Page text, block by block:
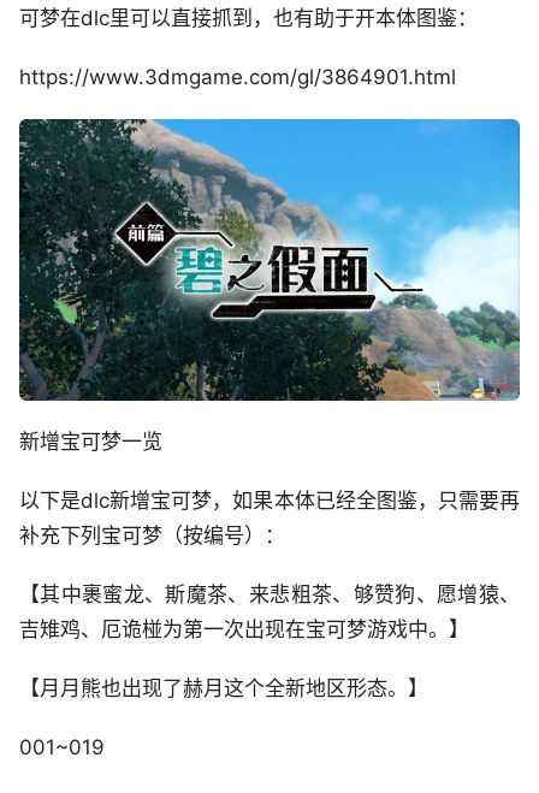
可梦在dlc里可以直接抓到，也有助于开本体图鉴：
https://www.3dmgame.com/gl/3864901.html
新增宝可梦一览
以下是dlc新增宝可梦，如果本体已经全图鉴，只需要再
补充下列宝可梦（按编号）：
【其中裹蜜龙、斯魔茶、来悲粗茶、够赞狗、愿增猿、
吉雉鸡、厄诡椪为第一次出现在宝可梦游戏中。】
【月月熊也出现了赫月这个全新地区形态。】
001~019